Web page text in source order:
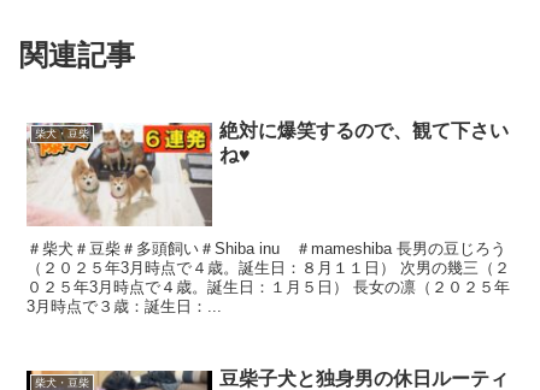
関連記事
柴犬・豆柴
絶対に爆笑するので、観て下さい
ね♥
＃柴犬＃豆柴＃多頭飼い＃Shiba inu ＃mameshiba 長男の豆じろう
（２０２５年3月時点で４歳。誕生日：８月１１日） 次男の幾三（２
０２５年3月時点で４歳。誕生日：１月５日） 長女の凛（２０２５年
3月時点で３歳：誕生日：...
柴犬・豆柴
豆柴子犬と独身男の休日ルーティ